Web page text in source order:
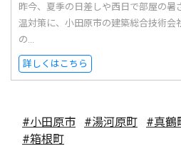
昨今、夏季の日差しや西日で部屋の暑
温対策に、小田原市の建築総合技術会
の...
詳しくはこちら
#小田原市 #湯河原町 #真鶴
#箱根町